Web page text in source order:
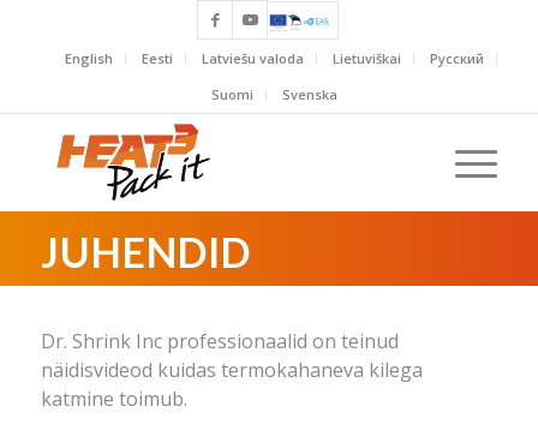
English Eesti Latviešu valoda Lietuviškai
Русский
Suomi
Svenska
JUHENDID
Dr. Shrink Inc professionaalid on teinud
näidisvideod kuidas termokahaneva kilega
katmine toimub.